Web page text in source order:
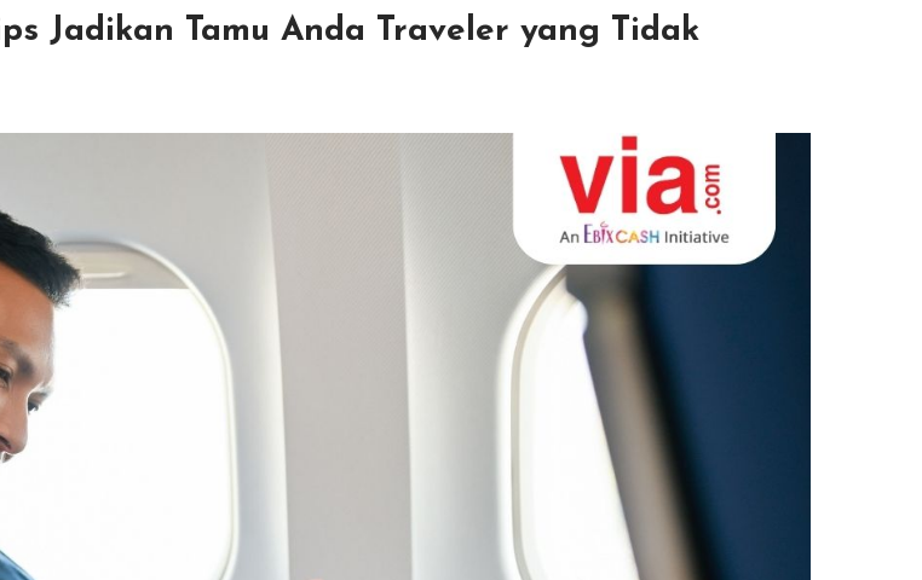
Jadikan Tamu Anda Traveler yang Tidak